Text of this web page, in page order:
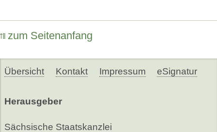
zum Seitenanfang
Übersicht Kontakt Impressum eSignatur
Herausgeber
Sächsische Staatskanzlei